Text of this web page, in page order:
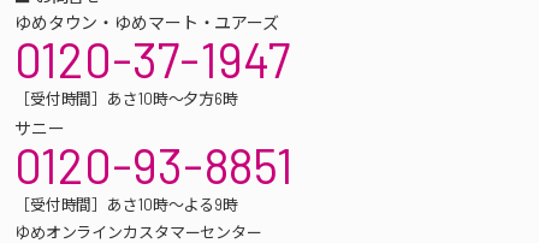
ゆめタウン・ゆめマート・ユアーズ
0120-37-1947
［受付時間］あさ10時～夕方6時
サニー
0120-93-8851
［受付時間］あさ10時～よる9時
ゆめオンラインカスタマーセンター